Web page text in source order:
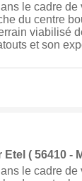
le cadre de
du centre
viabilisé
et son
Etel ( 56410 -
le cadre de